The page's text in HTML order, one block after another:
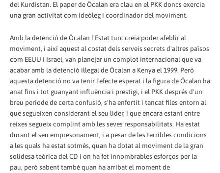
del Kurdistan. El paper de Öcalan era clau en el PKK doncs exercia
una gran activitat com ideòleg i coordinador del moviment.
Amb la detenció de Öcalan l'Estat turc creia poder afeblir al
moviment, i així aquest al costat dels serveis secrets d'altres països
com EEUU i Israel, van planejar un complot internacional que va
acabar amb la detenció il·legal de Öcalan a Kenya el 1999. Però
aquesta detenció no va tenir l'efecte esperat i la figura de Öcalan ha
anat fins i tot guanyant influència i prestigi, i el PKK després d'un
breu període de certa confusió, s'ha enfortit i tancat files entorn al
que segueixen considerant el seu líder, i que encara estant entre
reixes segueix complint amb les seves responsabilitats. Ha estat
durant el seu empresonament, i a pesar de les terribles condicions
a les quals ha estat sotmès, quan ha dotat al moviment de la gran
solidesa teòrica del CD i on ha fet innombrables esforços per la
pau, però sabent també quan ha arribat el moment de